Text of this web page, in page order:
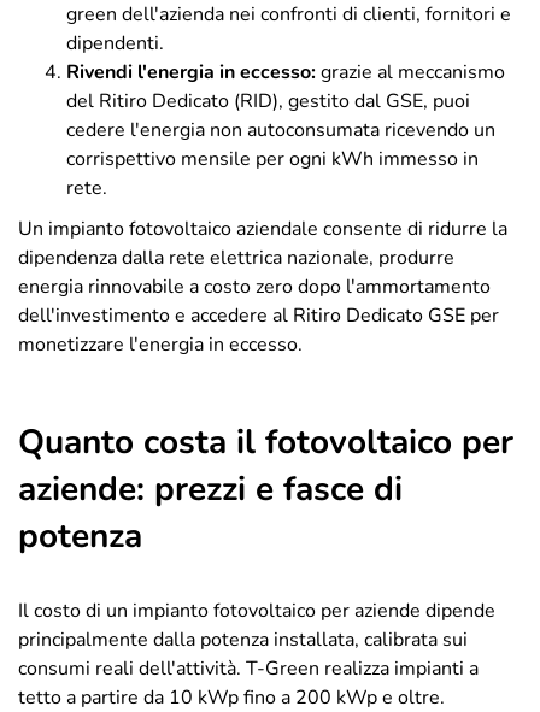
green dell'azienda nei confronti di clienti, fornitori e
dipendenti.
Rivendi l'energia in eccesso:grazie al meccanismo
del Ritiro Dedicato (RID), gestito dal GSE, puoi
cedere l'energia non autoconsumata ricevendo un
corrispettivo mensile per ogni kWh immesso in
rete.
Un impianto fotovoltaico aziendale consente di ridurre la
dipendenza dalla rete elettrica nazionale, produrre
energia rinnovabile a costo zero dopo l'ammortamento
dell'investimento e accedere al Ritiro Dedicato GSE per
monetizzare l'energia in eccesso.
Quanto costa il fotovoltaico per
aziende: prezzi e fasce di
potenza
Il costo di un impianto fotovoltaico per aziende dipende
principalmente dalla potenza installata, calibrata sui
consumi reali dell'attività. T-Green realizza impianti a
tetto a partire da 10 kWp fino a 200 kWp e oltre.